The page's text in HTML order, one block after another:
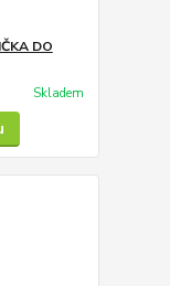
DO
Skladem